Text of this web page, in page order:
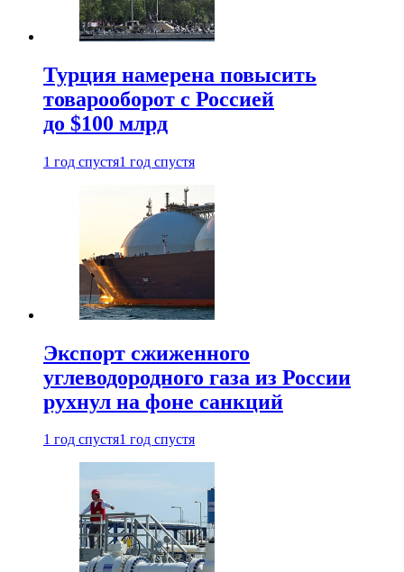
Турция намерена повысить
товарооборот с Россией
до $100 млрд
1 год спустя1 год спустя
Экспорт сжиженного
углеводородного газа из России
рухнул на фоне санкций
1 год спустя1 год спустя